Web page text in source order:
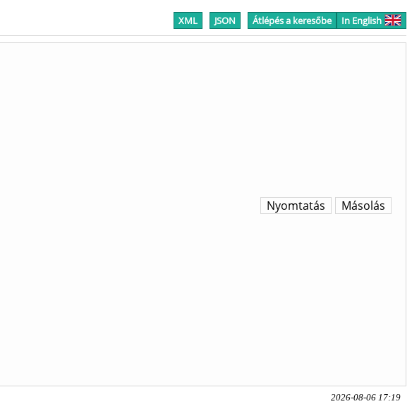
XML JSON Átlépés a keresőbe In English
Másolás
Nyomtatás
2026-08-06 17:19